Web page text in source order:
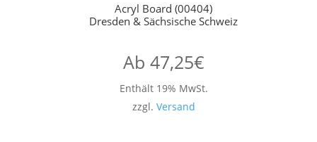
Acryl Board (00404)
Dresden & Sächsische Schweiz
Ab 47,25€
Enthält 19% MwSt.
zzgl. Versand